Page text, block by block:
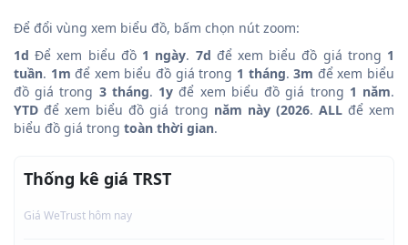
Để đổi vùng xem biểu đồ, bấm chọn nút zoom:
1d Để xem biểu đồ 1 ngày. 7d để xem biểu đồ giá trong 1
tuần. 1m để xem biểu đồ giá trong 1 tháng.3m để xem biểu
đồ giá trong 3 tháng. 1y để xem biểu đồ giá trong 1 năm.
YTD để xem biểu đồ giá trong năm này (2026. ALLđể xem
biểu đồ giá trong toàn thời gian.
Thống kê giá TRST
Giá WeTrust hôm nay